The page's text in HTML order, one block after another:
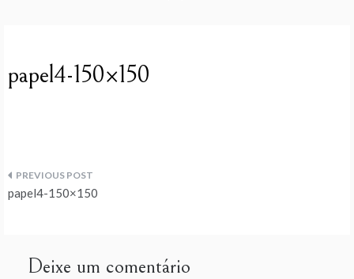
papel4-150×150
Navegação
artigos
papel4-150×150
Deixe um comentário